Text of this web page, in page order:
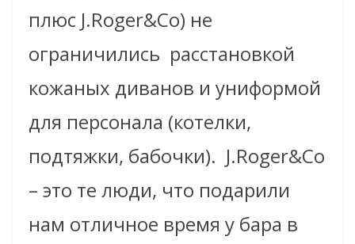
плюс J.Roger&Co) не
ограничились расстановкой
кожаных диванов и униформой
для персонала (котелки,
подтяжки, бабочки). J.Roger&Co
– это те люди, что подарили
нам отличное время у бара в